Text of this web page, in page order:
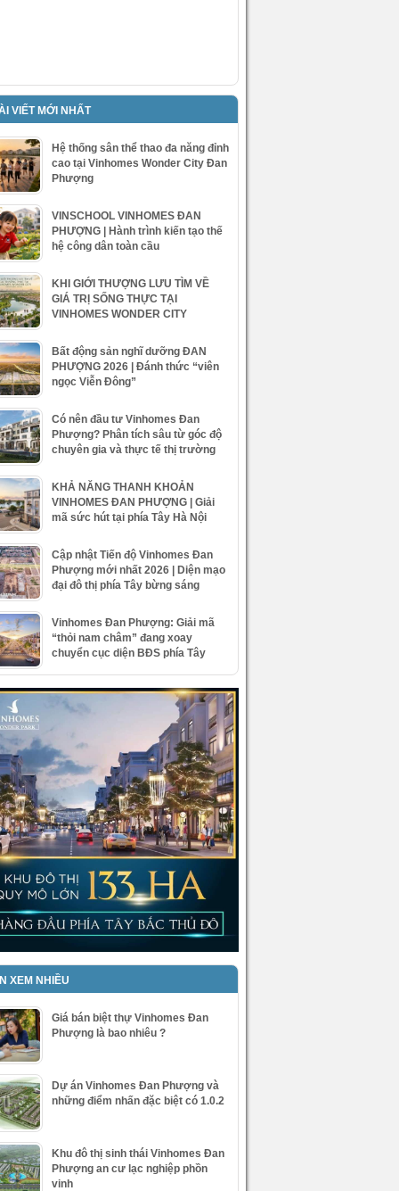
VIẾT MỚI NHẤT
Hệ thống sân thể thao đa năng đỉnh
cao tại Vinhomes Wonder City Đan
Phượng
VINSCHOOL VINHOMES ĐAN
PHƯỢNG | Hành trình kiến tạo thế
hệ công dân toàn cầu
KHI GIỚI THƯỢNG LƯU TÌM VỀ
GIÁ TRỊ SỐNG THỰC TẠI
VINHOMES WONDER CITY
Bất động sản nghĩ dưỡng ĐAN
PHƯỢNG 2026 | Đánh thức “viên
ngọc Viễn Đông”
Có nên đầu tư Vinhomes Đan
Phượng? Phân tích sâu từ góc độ
chuyên gia và thực tế thị trường
KHẢ NĂNG THANH KHOẢN
VINHOMES ĐAN PHƯỢNG | Giải
mã sức hút tại phía Tây Hà Nội
Cập nhật Tiến độ Vinhomes Đan
Phượng mới nhất 2026 | Diện mạo
đại đô thị phía Tây bừng sáng
Vinhomes Đan Phượng: Giải mã
“thỏi nam châm” đang xoay
chuyển cục diện BĐS phía Tây
XEM NHIỀU
Giá bán biệt thự Vinhomes Đan
Phượng là bao nhiêu ?
Dự án Vinhomes Đan Phượng và
những điểm nhấn đặc biệt có 1.0.2
Khu đô thị sinh thái Vinhomes Đan
Phượng an cư lạc nghiệp phồn
vinh